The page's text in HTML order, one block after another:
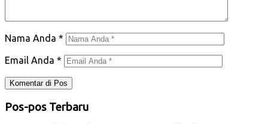
Nama Anda *
Email Anda *
Pos-pos Terbaru